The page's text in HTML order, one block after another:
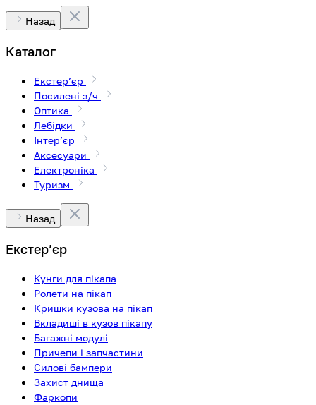
Назад
Каталог
Екстерʼєр
Посилені з/ч
Оптика
Лебідки
Інтерʼєр
Аксесуари
Електроніка
Туризм
Назад
Екстерʼєр
Кунги для пікапа
Ролети на пікап
Кришки кузова на пікап
Вкладиші в кузов пікапу
Багажні модулі
Причепи і запчастини
Силові бампери
Захист днища
Фаркопи